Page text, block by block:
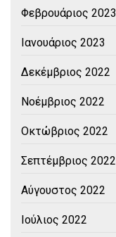
Φεβρουάριος 2023
Ιανουάριος 2023
Δεκέμβριος 2022
Νοέμβριος 2022
Οκτώβριος 2022
Σεπτέμβριος 2022
Αύγουστος 2022
Ιούλιος 2022